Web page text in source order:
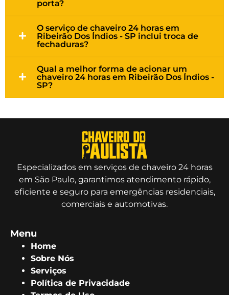
porta?
O serviço de chaveiro 24 horas em
Ribeirão Dos Índios - SP inclui troca de
fechaduras?
Qual a melhor forma de acionar um
chaveiro 24 horas em Ribeirão Dos Índios -
SP?
Especializados em serviços de chaveiro 24 horas
em São Paulo, garantimos atendimento rápido,
eficiente e seguro para emergências residenciais,
comerciais e automotivas.
Menu
Home
Sobre Nós
Serviços
Política de Privacidade